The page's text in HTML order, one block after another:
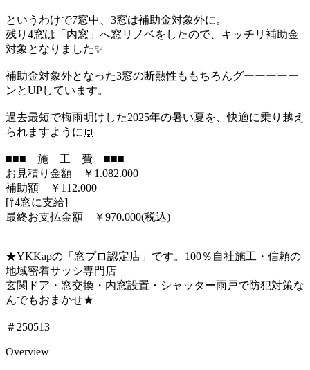
というわけで7窓中、3窓は補助金対象外に。
残り4窓は「内窓」へ窓リノベをしたので、キッチリ補助金
対象となりました✨
補助金対象外となった3窓の断熱性ももちろんグーーーーー
ンとUPしています。
過去最短で梅雨明けした2025年の暑い夏を、快適に乗り越え
られますように🙌
■■■ 施 工 費 ■■■
お見積り金額 ￥1.082.000
補助額 ￥112.000
[⇧4窓に支給]
最終お支払金額 ￥970.000(税込)
★YKKapの「窓プロ認定店」です。100％自社施工・信頼の
地域密着サッシ専門店
玄関ドア・窓交換・内窓設置・シャッター雨戸で防犯対策な
んでもおまかせ★
＃250513
Overview